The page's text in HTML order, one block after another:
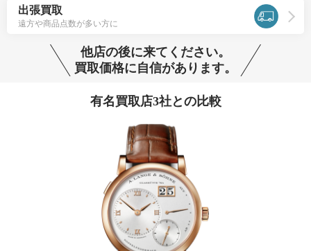
出張買取
遠方や商品点数が多い方に
他店の後に来てください。
買取価格に自信があります。
有名買取店3社との比較